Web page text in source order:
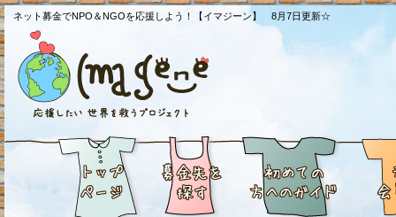
ネット募金でNPO＆NGOを応援しよう！【イマジーン】 8月7日更新☆